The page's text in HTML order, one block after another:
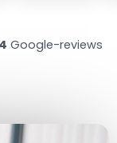
Google-reviews